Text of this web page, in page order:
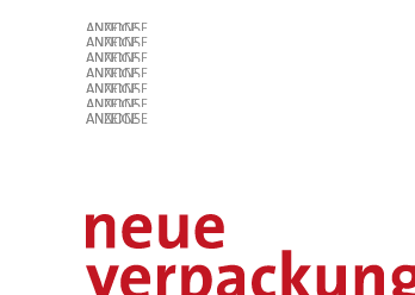
ANZEIGE
ANZEIGE
ANZEIGE
ANZEIGE
ANZEIGE
ANZEIGE
ANZEIGE